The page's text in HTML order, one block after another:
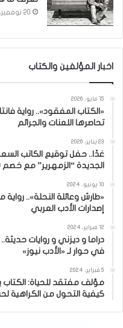
20 نوفمبر، 2018
اخبار المؤلفين والكتاب
15 مايو، 2026
«الكتاب المفقود».. رواية
تحاصرها اللعنات والجرائم
23 يناير، 2026
غدًا.. حفل توقيع الكاتب
الجديدة “الزمهرير” مع خصم 50٪ على جميع الإصدارات
10 يونيو، 2024
«طارش وعائلة النحلة»..
إصدارات الأدب العربي
12 فبراير، 2024
دراما و ديزني و روايات
في حوار لـ «الأدب نيوز»
5 فبراير، 2024
مؤلف مفتقد للحياة: الكتاب
كيفية التحول من الكراهية